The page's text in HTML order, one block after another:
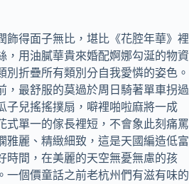
得面子無比，堪比《花腔年華》裡
，用油膩華貴來婚配婀娜勾涎的物資
別折疊所有類別分自我愛憐的姿色。
，最舒服的莫過於周日騎著單車拐過
子兒搖搖撲扇，噼裡啪啦麻將一成
式單一的傢長裡短，不會象此刻痛罵
雅麗、精緻細致，這是天國編造低富
時間，在美麗的天空無憂無慮的孩
一個價童話之前老杭州們有滋有味的